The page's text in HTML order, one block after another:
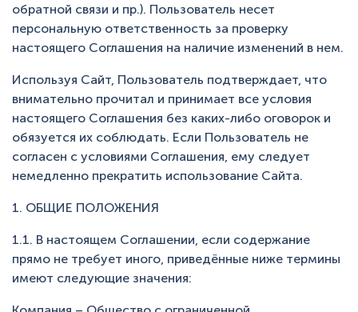
обратной связи и пр.). Пользователь несет
персональную ответственность за проверку
настоящего Соглашения на наличие изменений в нем.
Используя Сайт, Пользователь подтверждает, что
внимательно прочитал и принимает все условия
настоящего Соглашения без каких-либо оговорок и
обязуется их соблюдать. Если Пользователь не
согласен с условиями Соглашения, ему следует
немедленно прекратить использование Сайта.
1. ОБЩИЕ ПОЛОЖЕНИЯ
1.1. В настоящем Соглашении, если содержание
прямо не требует иного, приведённые ниже термины
имеют следующие значения: